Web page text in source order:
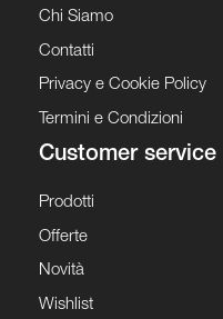
Chi Siamo
Contatti
Privacy e Cookie Policy
Termini e Condizioni
Customer service
Prodotti
Offerte
Novità
Wishlist